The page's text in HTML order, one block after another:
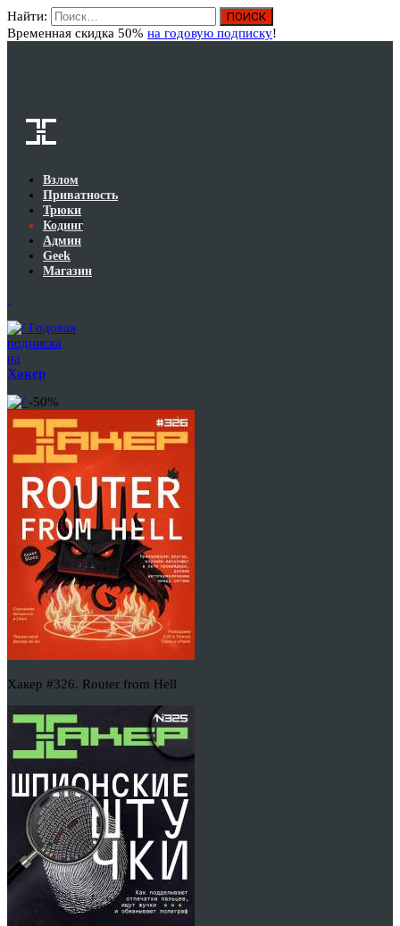
Найти:
Временная скидка 50% на годовую подписку!
Взлом
Приватность
Трюки
Кодинг
Админ
Geek
Магазин
Годовая
подписка
на
Хакер
-50%
Хакер #326. Router from Hell